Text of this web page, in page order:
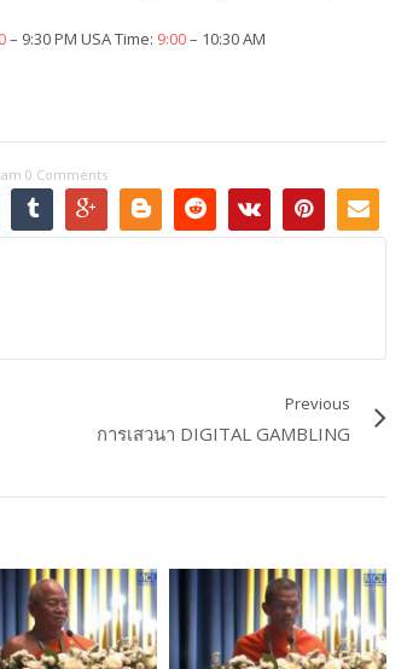
– 9:30 PM USA Time: 9:00– 10:30 AM
0 Comments
Previous
การเสวนา DIGITAL GAMBLING